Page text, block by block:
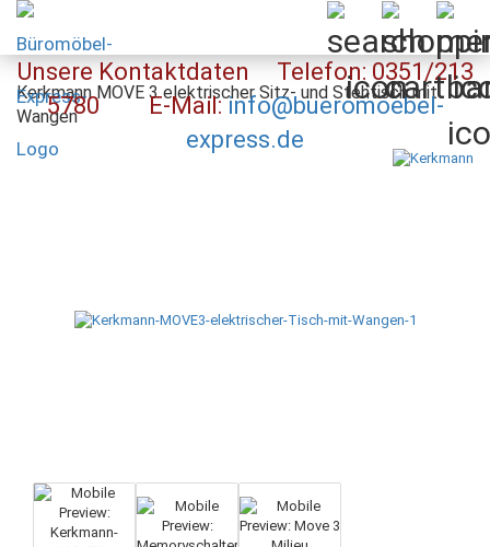
Unsere Kontaktdaten Telefon: 0351/213
5780 E-Mail:info@bueromoebel-
express.de
Kerkmann MOVE 3 elektrischer Sitz- und Stehtisch mit
Wangen